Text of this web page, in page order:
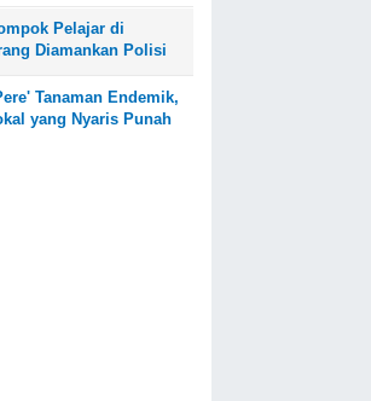
Pelajar di
Diamankan Polisi
Tanaman Endemik,
yang Nyaris Punah